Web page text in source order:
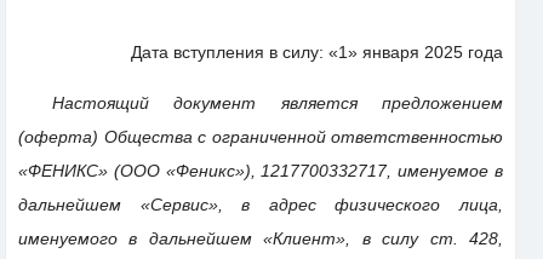
Дата вступления в силу: «1» января 2025 года
Настоящий документ является предложением
(оферта) Общества с ограниченной ответственностью
«ФЕНИКС» (ООО «Феникс»), 1217700332717, именуемое в
дальнейшем «Сервис», в адрес физического лица,
именуемого в дальнейшем «Клиент», в силу ст. 428,